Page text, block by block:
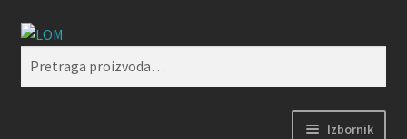
Preskoči
navigaciju
Skoči
Pretraži
Izbornik